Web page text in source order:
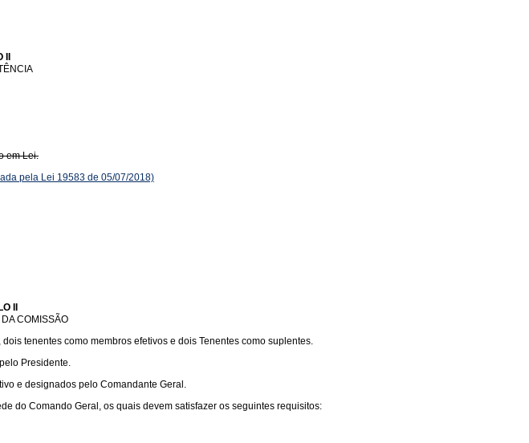
em Lei.
pela Lei 19583 de 05/07/2018)
II
COMISSÃO
tenentes como membros efetivos e dois Tenentes como suplentes.
Presidente.
e designados pelo Comandante Geral.
do Comando Geral, os quais devem satisfazer os seguintes requisitos: